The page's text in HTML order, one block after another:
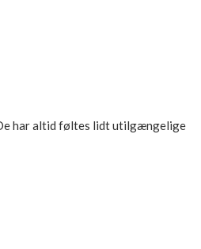
har altid føltes lidt utilgængelige